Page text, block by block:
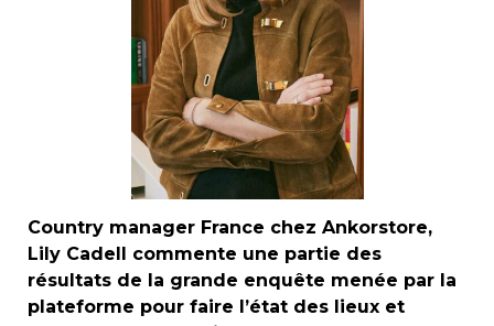
Country manager France chez Ankorstore,
Lily Cadell commente une partie des
résultats de la grande enquête menée par la
plateforme pour faire l’état des lieux et